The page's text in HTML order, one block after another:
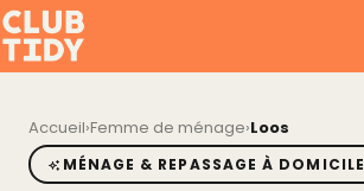
Accueil›Femme de ménage›Loos
MÉNAGE & REPASSAGE À DOMICILE